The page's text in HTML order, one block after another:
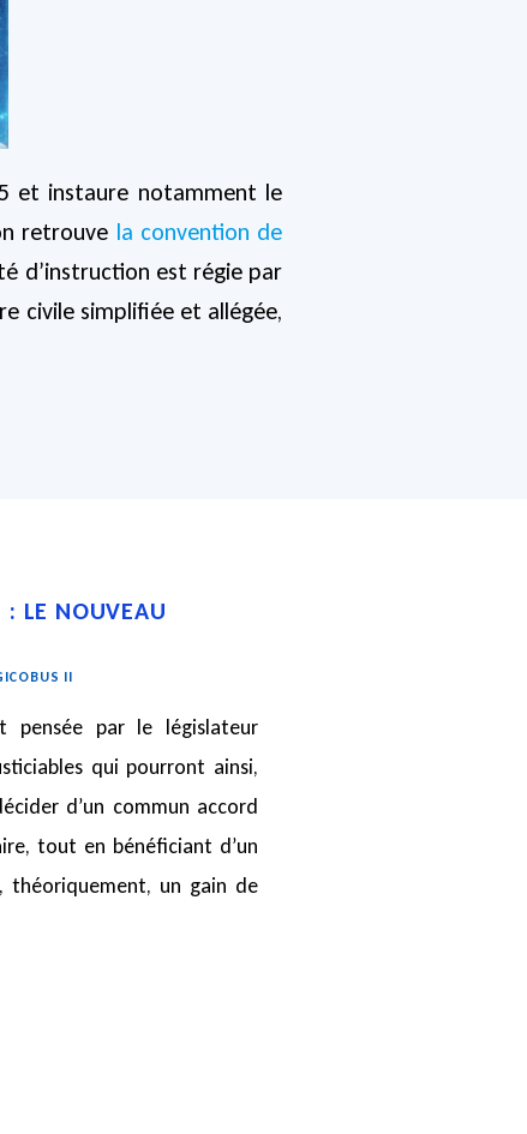
et instaure notamment le
retrouve la convention de
d’instruction est régie par
civile simplifiée et allégée,
: LE NOUVEAU
II
pensée par le législateur
qui pourront ainsi,
d’un commun accord
tout en bénéficiant d’un
théoriquement, un gain de